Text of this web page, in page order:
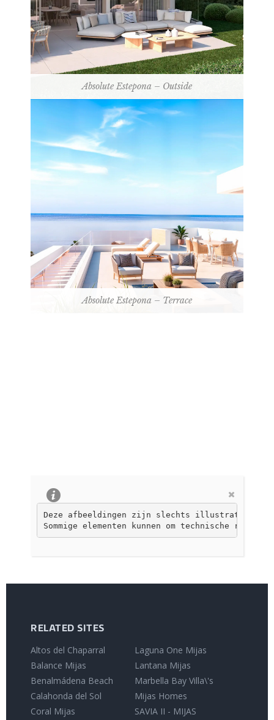
Absolute Estepona – Outside
Absolute Estepona – Terrace
Deze afbeeldingen zijn slechts illustratief,
Sommige elementen kunnen om technische
RELATED SITES
Altos del Chaparral
Balance Mijas
Benalmádena Beach
Calahonda del Sol
Coral Mijas
Laguna One Mijas
Lantana Mijas
Marbella Bay Villa\'s
Mijas Homes
SAVIA II - MIJAS